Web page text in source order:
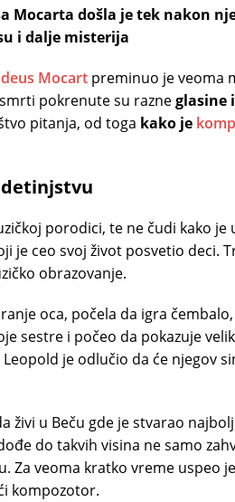
Mocarta došla je tek nakon
i dalje misterija
Mocart preminuo je veoma
pokrenute su razneglasine
pitanja, od toga kako je
porodici, te ne čudi kako je
je ceo svoj život posvetio deci.
obrazovanje.
oca, počela da igra
sestre i počeo da pokazuje
je odlučio da će njegov
živi u Beču gde je stvarao
do takvih visina ne samo
Za veoma kratko vreme uspeo
kompozotor.